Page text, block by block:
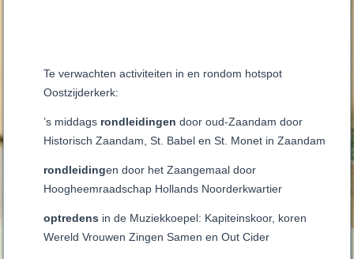
Te verwachten activiteiten in en rondom hotspot
Oostzijderkerk:
’s middags rondleidingen door oud-Zaandam door
Historisch Zaandam, St. Babel en St. Monet in Zaandam
rondleidingen door het Zaangemaal door
Hoogheemraadschap Hollands Noorderkwartier
optredens in de Muziekkoepel: Kapiteinskoor, koren
Wereld Vrouwen Zingen Samen en Out Cider